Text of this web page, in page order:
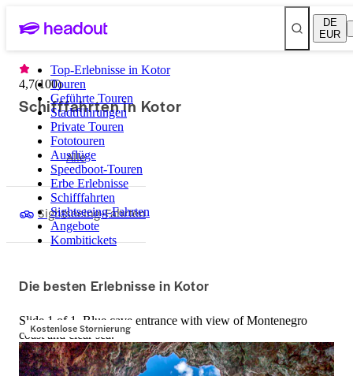
DE
EUR
Top-Erlebnisse in Kotor
Touren
Geführte Touren
Stadtführungen
Private Touren
Fototouren
Ausflüge
Speedboot-Touren
Erbe Erlebnisse
Schifffahrten
Sightseeing-Fahrten
Angebote
Kombitickets
4,7(100)
Schifffahrten in Kotor
Alle
Sightseeing-Fahrten
Die besten Erlebnisse in Kotor
Kostenlose Stornierung
Slide 1 of 1, Blue cave entrance with view of Montenegro
coast and clear sea.